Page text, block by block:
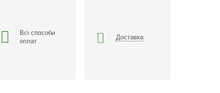
Всі способи
оплат
Доставка